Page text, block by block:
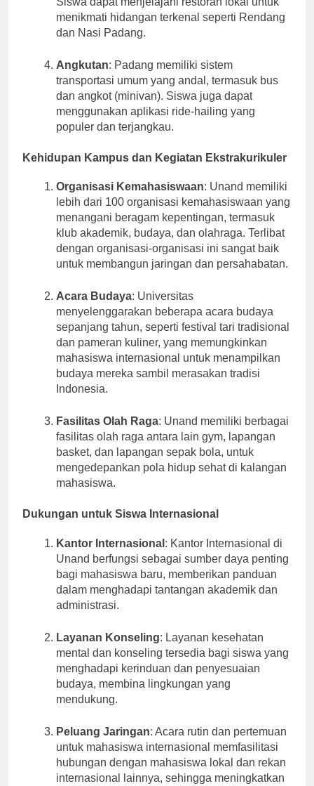
menikmati hidangan terkenal seperti Rendang
dan Nasi Padang.
Angkutan: Padang memiliki sistem
transportasi umum yang andal, termasuk bus
dan angkot (minivan). Siswa juga dapat
menggunakan aplikasi ride-hailing yang
populer dan terjangkau.
Kehidupan Kampus dan Kegiatan Ekstrakurikuler
Organisasi Kemahasiswaan: Unand memiliki
lebih dari 100 organisasi kemahasiswaan yang
menangani beragam kepentingan, termasuk
klub akademik, budaya, dan olahraga. Terlibat
dengan organisasi-organisasi ini sangat baik
untuk membangun jaringan dan persahabatan.
Acara Budaya: Universitas
menyelenggarakan beberapa acara budaya
sepanjang tahun, seperti festival tari tradisional
dan pameran kuliner, yang memungkinkan
mahasiswa internasional untuk menampilkan
budaya mereka sambil merasakan tradisi
Indonesia.
Fasilitas Olah Raga: Unand memiliki berbagai
fasilitas olah raga antara lain gym, lapangan
basket, dan lapangan sepak bola, untuk
mengedepankan pola hidup sehat di kalangan
mahasiswa.
Dukungan untuk Siswa Internasional
Kantor Internasional : Kantor Internasional di
Unand berfungsi sebagai sumber daya penting
bagi mahasiswa baru, memberikan panduan
dalam menghadapi tantangan akademik dan
administrasi.
Layanan Konseling: Layanan kesehatan
mental dan konseling tersedia bagi siswa yang
menghadapi kerinduan dan penyesuaian
budaya, membina lingkungan yang
mendukung.
Peluang Jaringan: Acara rutin dan pertemuan
untuk mahasiswa internasional memfasilitasi
hubungan dengan mahasiswa lokal dan rekan
internasional lainnya, sehingga meningkatkan